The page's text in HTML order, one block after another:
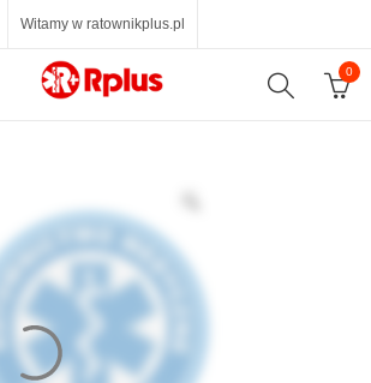
Witamy w ratownikplus.pl
0